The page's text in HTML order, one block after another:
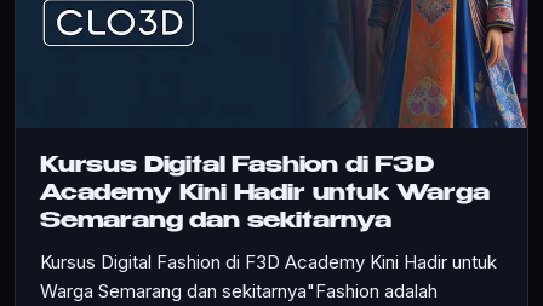
Kursus Digital Fashion di F3D
Academy Kini Hadir untuk Warga
Semarang dan sekitarnya
Kursus Digital Fashion di F3D Academy Kini Hadir untuk
Warga Semarang dan sekitarnya"Fashion adalah